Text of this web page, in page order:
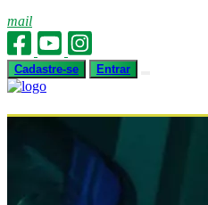
mail
Cadastre-se Entrar